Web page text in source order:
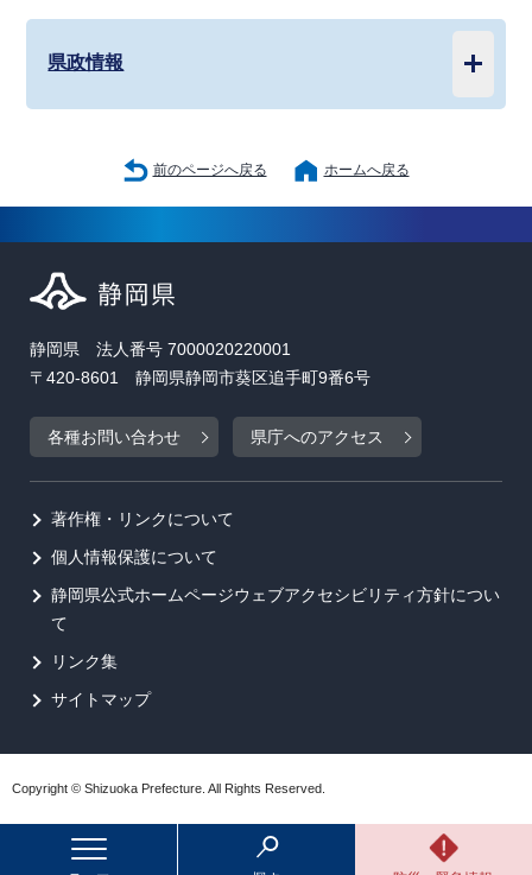
県政情報
前のページへ戻る ホームへ戻る
静岡県 法人番号 7000020220001
〒420-8601 静岡県静岡市葵区追手町9番6号
各種お問い合わせ 県庁へのアクセス
著作権・リンクについて
個人情報保護について
静岡県公式ホームページウェブアクセシビリティ方針につい
て
リンク集
サイトマップ
Copyright © Shizuoka Prefecture. All Rights Reserved.